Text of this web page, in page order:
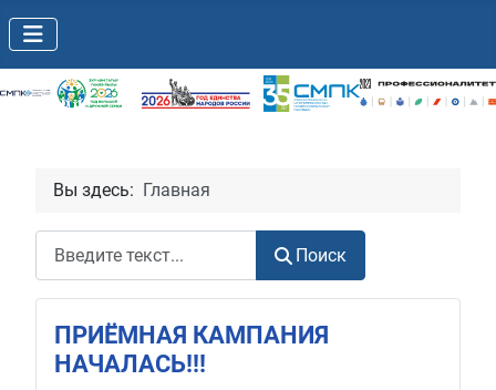
Вы здесь: Главная
Поиск
ПРИЁМНАЯ КАМПАНИЯ
НАЧАЛАСЬ!!!